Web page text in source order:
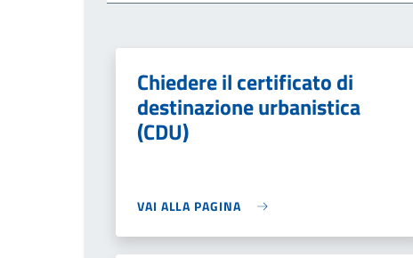
Chiedere il certificato di
destinazione urbanistica
(CDU)
VAI ALLA PAGINA